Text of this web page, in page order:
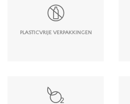
PLASTICVRIJE VERPAKKINGEN